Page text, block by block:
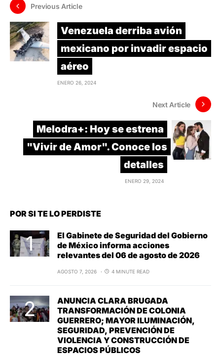
Previous Article
Venezuela derriba avión
mexicano por invadir espacio
aéreo
ENERO 26, 2024
Next Article
Melodra+: Hoy se estrena
"Vivir de Amor". Conoce los
detalles
ENERO 29, 2024
POR SI TE LO PERDISTE
El Gabinete de Seguridad del Gobierno
de México informa acciones
relevantes del 06 de agosto de 2026
AGOSTO 7, 2026 4 MINUTE READ
ANUNCIA CLARA BRUGADA
TRANSFORMACIÓN DE COLONIA
GUERRERO; MAYOR ILUMINACIÓN,
SEGURIDAD, PREVENCIÓN DE
VIOLENCIA Y CONSTRUCCIÓN DE
ESPACIOS PÚBLICOS